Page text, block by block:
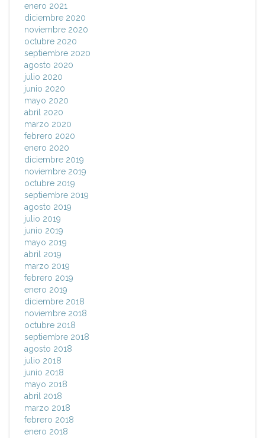
enero 2021
diciembre 2020
noviembre 2020
octubre 2020
septiembre 2020
agosto 2020
julio 2020
junio 2020
mayo 2020
abril 2020
marzo 2020
febrero 2020
enero 2020
diciembre 2019
noviembre 2019
octubre 2019
septiembre 2019
agosto 2019
julio 2019
junio 2019
mayo 2019
abril 2019
marzo 2019
febrero 2019
enero 2019
diciembre 2018
noviembre 2018
octubre 2018
septiembre 2018
agosto 2018
julio 2018
junio 2018
mayo 2018
abril 2018
marzo 2018
febrero 2018
enero 2018